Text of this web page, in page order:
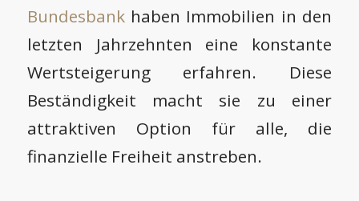
Bundesbankhaben Immobilien in den
letzten Jahrzehnten eine konstante
Wertsteigerung erfahren. Diese
Beständigkeit macht sie zu einer
attraktiven Option für alle, die
finanzielle Freiheit anstreben.